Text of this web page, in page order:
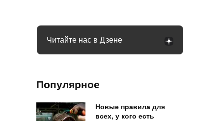
Читайте нас в Дзене
Популярное
Новые правила для
всех, у кого есть